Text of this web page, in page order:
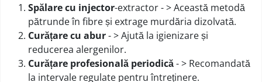
Spălare cu injector-extractor - > Această metodă
pătrunde în fibre și extrage murdăria dizolvată.
Curățare cu abur- > Ajută la igienizare și
reducerea alergenilor.
Curățare profesională periodică- > Recomandată
la intervale regulate pentru întreținere.